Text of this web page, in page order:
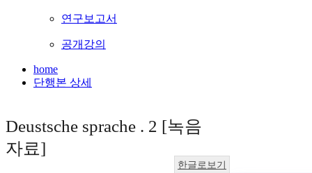
연구보고서
공개강의
home
단행본 상세
Deustsche sprache . 2 [녹음
자료]
한글로보기